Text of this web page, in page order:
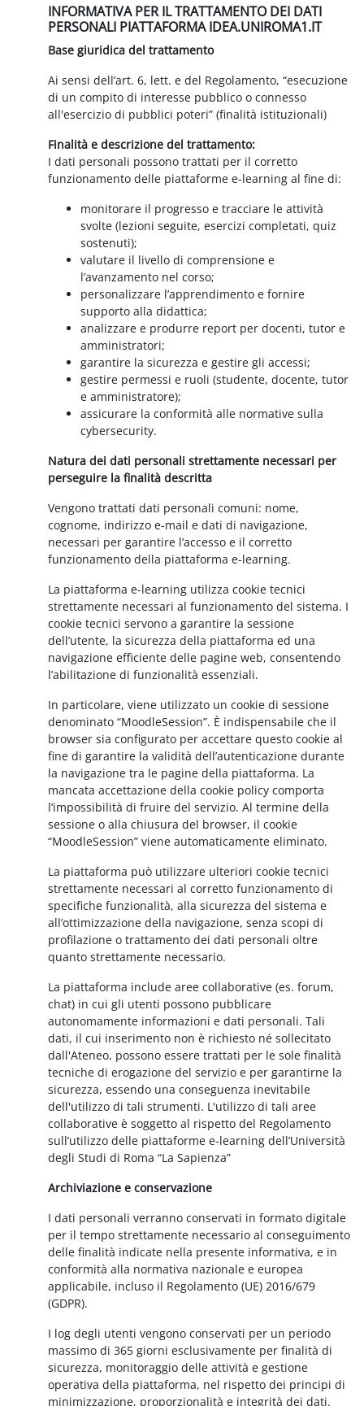
INFORMATIVA PER IL TRATTAMENTO DEI DATI
PERSONALI PIATTAFORMA IDEA.UNIROMA1.IT
Base giuridica del trattamento
Ai sensi dell’art. 6, lett. e del Regolamento, “esecuzione
di un compito di interesse pubblico o connesso
all'esercizio di pubblici poteri” (finalità istituzionali)
Finalità e descrizione del trattamento:
I dati personali possono trattati per il corretto
funzionamento delle piattaforme e-learning al fine di:
monitorare il progresso e tracciare le attività
svolte (lezioni seguite, esercizi completati, quiz
sostenuti);
valutare il livello di comprensione e
l’avanzamento nel corso;
personalizzare l’apprendimento e fornire
supporto alla didattica;
analizzare e produrre report per docenti, tutor e
amministratori;
garantire la sicurezza e gestire gli accessi;
gestire permessi e ruoli (studente, docente, tutor
e amministratore);
assicurare la conformità alle normative sulla
cybersecurity.
Natura dei dati personali strettamente necessari per
perseguire la finalità descritta
Vengono trattati dati personali comuni: nome,
cognome, indirizzo e-mail e dati di navigazione,
necessari per garantire l’accesso e il corretto
funzionamento della piattaforma e-learning.
La piattaforma e-learning utilizza cookie tecnici
strettamente necessari al funzionamento del sistema. I
cookie tecnici servono a garantire la sessione
dell’utente, la sicurezza della piattaforma ed una
navigazione efficiente delle pagine web, consentendo
l’abilitazione di funzionalità essenziali.
In particolare, viene utilizzato un cookie di sessione
denominato “MoodleSession”. È indispensabile che il
browser sia configurato per accettare questo cookie al
fine di garantire la validità dell’autenticazione durante
la navigazione tra le pagine della piattaforma. La
mancata accettazione della cookie policy comporta
l’impossibilità di fruire del servizio. Al termine della
sessione o alla chiusura del browser, il cookie
“MoodleSession” viene automaticamente eliminato.
La piattaforma può utilizzare ulteriori cookie tecnici
strettamente necessari al corretto funzionamento di
specifiche funzionalità, alla sicurezza del sistema e
all’ottimizzazione della navigazione, senza scopi di
profilazione o trattamento dei dati personali oltre
quanto strettamente necessario.
La piattaforma include aree collaborative (es. forum,
chat) in cui gli utenti possono pubblicare
autonomamente informazioni e dati personali. Tali
dati, il cui inserimento non è richiesto né sollecitato
dall'Ateneo, possono essere trattati per le sole finalità
tecniche di erogazione del servizio e per garantirne la
sicurezza, essendo una conseguenza inevitabile
dell'utilizzo di tali strumenti. L'utilizzo di tali aree
collaborative è soggetto al rispetto del Regolamento
sull’utilizzo delle piattaforme e-learning dell’Università
degli Studi di Roma “La Sapienza”
Archiviazione e conservazione
I dati personali verranno conservati in formato digitale
per il tempo strettamente necessario al conseguimento
delle finalità indicate nella presente informativa, e in
conformità alla normativa nazionale e europea
applicabile, incluso il Regolamento (UE) 2016/679
(GDPR).
I log degli utenti vengono conservati per un periodo
massimo di 365 giorni esclusivamente per finalità di
sicurezza, monitoraggio delle attività e gestione
operativa della piattaforma, nel rispetto dei principi di
minimizzazione, proporzionalità e integrità dei dati.